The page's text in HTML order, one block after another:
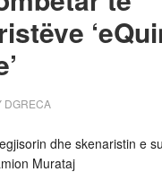
DGRECA
dhe skenaristin e
Murataj